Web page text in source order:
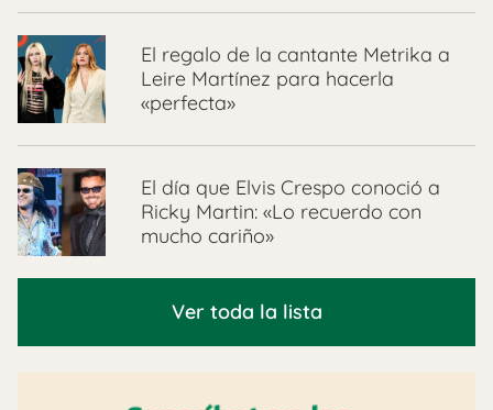
El regalo de la cantante Metrika a
Leire Martínez para hacerla
«perfecta»
El día que Elvis Crespo conoció a
Ricky Martin: «Lo recuerdo con
mucho cariño»
Ver toda la lista